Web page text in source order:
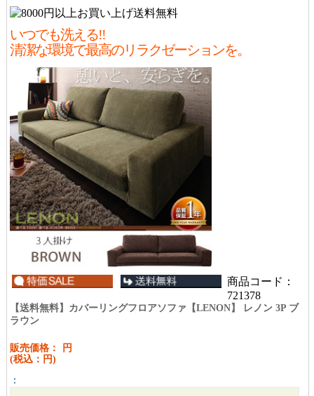
いつでも洗える!!
清潔な環境で最高のリラクゼーションを。
商品コード：
721378
【送料無料】カバーリングフロアソファ【LENON】 レノン 3P ブ
ラウン
販売価格：
円
(税込： 円)
：